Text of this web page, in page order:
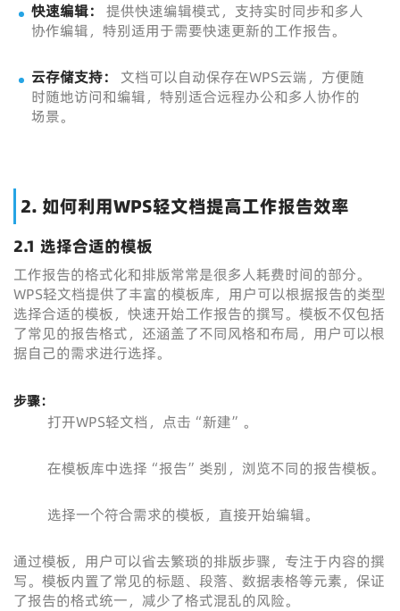
快速编辑：
提供快速编辑模式，支持实时同步和多人
协作编辑，特别适用于需要快速更新的工作报告。
云存储支持：
文档可以自动保存在WPS云端，方便随
时随地访问和编辑，特别适合远程办公和多人协作的
场景。
2. 如何利用WPS轻文档提高工作报告效率
2.1 选择合适的模板
工作报告的格式化和排版常常是很多人耗费时间的部分。
WPS轻文档提供了丰富的模板库，用户可以根据报告的类型
选择合适的模板，快速开始工作报告的撰写。模板不仅包括
了常见的报告格式，还涵盖了不同风格和布局，用户可以根
据自己的需求进行选择。
步骤：
打开WPS轻文档，点击“新建”。
在模板库中选择“报告”类别，浏览不同的报告模板。
选择一个符合需求的模板，直接开始编辑。
通过模板，用户可以省去繁琐的排版步骤，专注于内容的撰
写。模板内置了常见的标题、段落、数据表格等元素，保证
了报告的格式统一，减少了格式混乱的风险。